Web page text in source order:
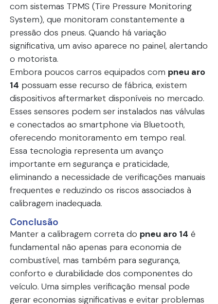
com sistemas TPMS (Tire Pressure Monitoring
System), que monitoram constantemente a
pressão dos pneus. Quando há variação
significativa, um aviso aparece no painel, alertando
o motorista.
Embora poucos carros equipados com pneu aro
14 possuam esse recurso de fábrica, existem
dispositivos aftermarket disponíveis no mercado.
Esses sensores podem ser instalados nas válvulas
e conectados ao smartphone via Bluetooth,
oferecendo monitoramento em tempo real.
Essa tecnologia representa um avanço
importante em segurança e praticidade,
eliminando a necessidade de verificações manuais
frequentes e reduzindo os riscos associados à
calibragem inadequada.
Conclusão
Manter a calibragem correta do pneu aro 14 é
fundamental não apenas para economia de
combustível, mas também para segurança,
conforto e durabilidade dos componentes do
veículo. Uma simples verificação mensal pode
gerar economias significativas e evitar problemas